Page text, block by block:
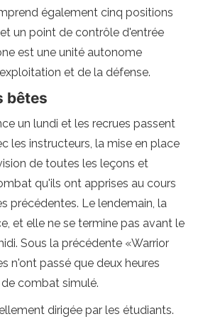
également cinq positions
un point de contrôle d'entrée
est une unité autonome
et de la défense.
bêtes
un lundi et les recrues passent
les instructeurs, la mise en place
de toutes les leçons et
qu'ils ont apprises au cours
précédentes. Le lendemain, la
et elle ne se termine pas avant le
Sous la précédente «Warrior
n'ont passé que deux heures
combat simulé.
dirigée par les étudiants.